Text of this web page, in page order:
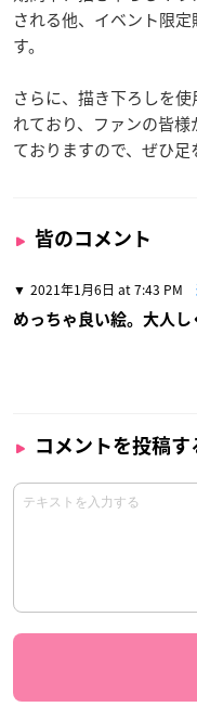
される他、イベント限
す。
さらに、描き下ろしを
れており、ファンの皆
ておりますので、ぜひ足
皆のコメント
2021年1月6日 at 7:43 PM
めっちゃ良い絵。大人し
コメントを投稿す